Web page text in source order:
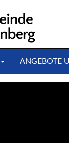
ANGEBOTE